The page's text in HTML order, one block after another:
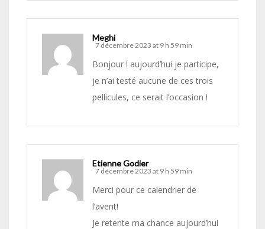
Meghi
7 décembre 2023 at 9 h 59 min
Bonjour ! aujourd’hui je participe,
je n’ai testé aucune de ces trois
pellicules, ce serait l’occasion !
Etienne Godier
7 décembre 2023 at 9 h 59 min
Merci pour ce calendrier de
l’avent!
Je retente ma chance aujourd’hui